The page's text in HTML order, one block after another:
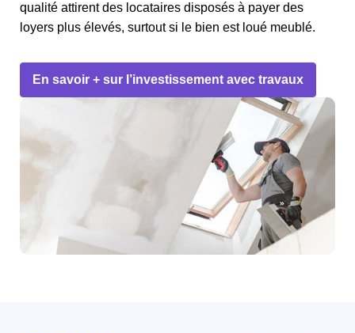
qualité attirent des locataires disposés à payer des
loyers plus élevés, surtout si le bien est loué meublé.
En savoir + sur l’investissement avec travaux